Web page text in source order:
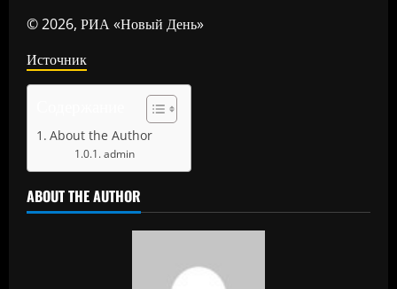
© 2026, РИА «Новый День»
Источник
About the Author
admin
ABOUT THE AUTHOR